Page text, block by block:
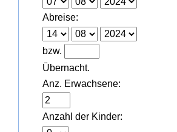
Abreise:
bzw.
Übernacht.
Anz. Erwachsene:
Anzahl der Kinder: